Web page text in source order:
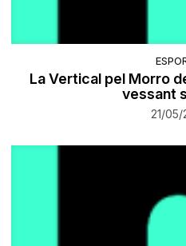
La Vertical pel Morro
vessant
21/05/